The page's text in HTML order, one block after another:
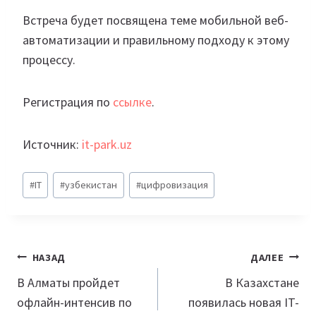
Встреча будет посвящена теме мобильной веб-
автоматизации и правильному подходу к этому
процессу.
Регистрация по ссылке.
Источник: it-park.uz
Метки
записи:
#IT #узбекистан #цифровизация
Навигация
по
записям
НАЗАД
В Алматы пройдет
офлайн-интенсив по
ДАЛЕЕ
В Казахстане
появилась новая IT-